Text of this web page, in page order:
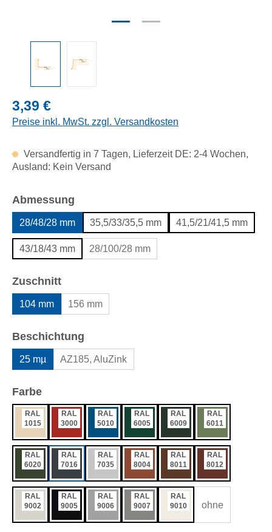
Regulärer Preis:
3,39 €
Preise inkl. MwSt. zzgl. Versandkosten
Versandfertig in 7 Tagen, Lieferzeit DE: 2-4 Wochen,
Ausland: Kein Versand
Abmessung
28/48/28 mm 35,5/33/35,5 mm 41,5/21/41,5 mm
43/18/43 mm 28/100/28 mm
Zuschnittauswählen
104 mm 156 mm
Beschichtung
25 mµ AZ185, AluZink
Farbeauswählen
RAL
1015
RAL
3000
RAL
5010
RAL
6005
RAL
6009
RAL
6011
RAL
6020
RAL
7016
RAL
7035
RAL
8004
RAL
8011
RAL
8012
RAL
9002
RAL
9005
RAL
9006
RAL
9007
RAL
9010
ohne